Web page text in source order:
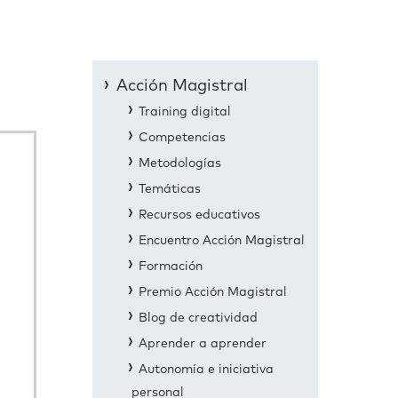
Acción Magistral
Training digital
Competencias
Metodologías
Temáticas
Recursos educativos
Encuentro Acción Magistral
Formación
Premio Acción Magistral
Blog de creatividad
Aprender a aprender
Autonomía e iniciativa
personal